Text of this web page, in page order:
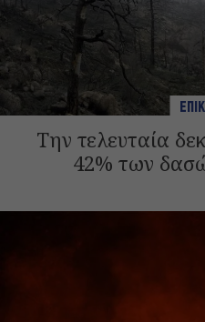
Την τελευταία
42% των